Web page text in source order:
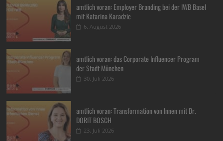
amtlich voran: Employer Branding bei der IWB Basel
mit Katarina Karadzic
6. August 2026
amtlich voran: das Corporate Influencer Program
der Stadt München
30. Juli 2026
amtlich voran: Transformation von Innen mit Dr.
DORIT BOSCH
23. Juli 2026